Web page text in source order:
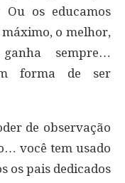
os educamos
o melhor,
sempre…
forma de ser
de observação
você tem usado
os pais dedicados